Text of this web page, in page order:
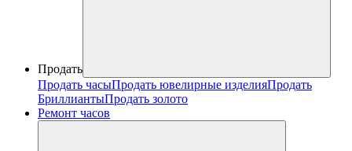
Продать
Продать часыПродать ювелирные изделияПродать
БриллиантыПродать золото
Ремонт часов